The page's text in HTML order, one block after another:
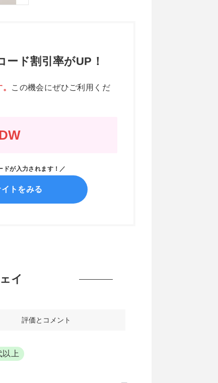
ド割引率がUP！
この機会にぜひご利用くだ
ドが入力されます！／
トをみる
イ
評価とコメント
以上